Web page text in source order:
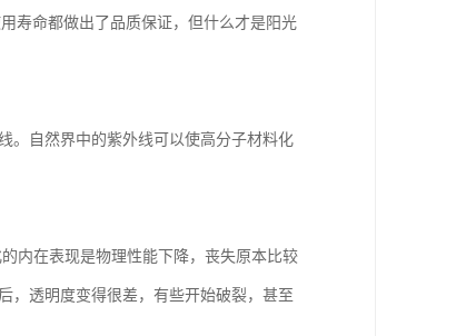
寿命都做出了品质保证，但什么才是阳光
。自然界中的紫外线可以使高分子材料化
内在表现是物理性能下降，丧失原本比较
，透明度变得很差，有些开始破裂，甚至